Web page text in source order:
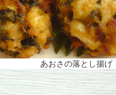
あおさの落とし揚げ